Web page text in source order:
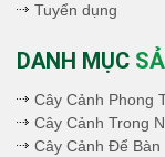
Tuyển dụng
DANH MỤC
Cây Cảnh Phong
Cây Cảnh Trong
Cây Cảnh Để Bàn